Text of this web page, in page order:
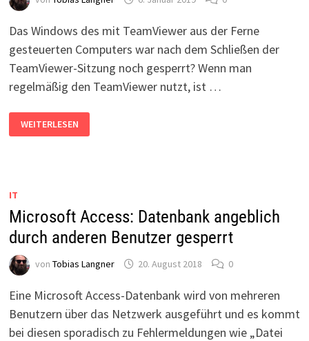
Das Windows des mit TeamViewer aus der Ferne
gesteuerten Computers war nach dem Schließen der
TeamViewer-Sitzung noch gesperrt? Wenn man
regelmäßig den TeamViewer nutzt, ist …
TEAMVIEWER:
SPERREN
NACH
WEITERLESEN
IT
Microsoft Access: Datenbank angeblich
durch anderen Benutzer gesperrt
von Tobias Langner 20. August 2018 0
Eine Microsoft Access-Datenbank wird von mehreren
Benutzern über das Netzwerk ausgeführt und es kommt
bei diesen sporadisch zu Fehlermeldungen wie „Datei